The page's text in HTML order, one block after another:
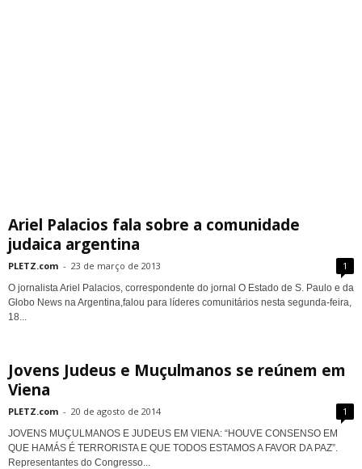
Ariel Palacios fala sobre a comunidade
judaica argentina
PLETZ.com - 23 de março de 2013 1
O jornalista Ariel Palacios, correspondente do jornal O Estado de S. Paulo e da
Globo News na Argentina,falou para líderes comunitários nesta segunda-feira,
18...
Jovens Judeus e Muçulmanos se reúnem em
Viena
PLETZ.com - 20 de agosto de 2014 1
JOVENS MUÇULMANOS E JUDEUS EM VIENA: “HOUVE CONSENSO EM
QUE HAMÁS É TERRORISTA E QUE TODOS ESTAMOS A FAVOR DA PAZ”.
Representantes do Congresso...